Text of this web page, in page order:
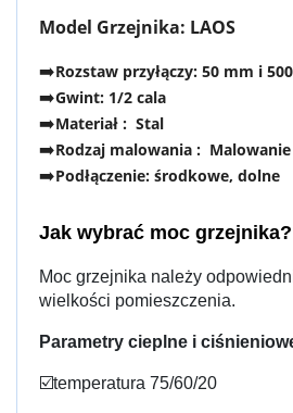
Model Grzejnika: LAOS
➡️Rozstaw przyłączy: 50 mm i
➡️Gwint: 1/2 cala
➡️Materiał : Stal
➡️Rodzaj malowania :
➡️Podłączenie: środkowe, dolne
Jak wybrać moc grzejnika?
Moc grzejnika należy
wielkości pomieszczenia.
Parametry cieplne i
☑️temperatura 75/60/20